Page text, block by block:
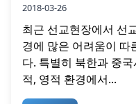
2018-03-26
최근 선교현장에서 선
경에 많은 어려움이 따
다. 특별히 북한과 중
적, 영적 환경에서...